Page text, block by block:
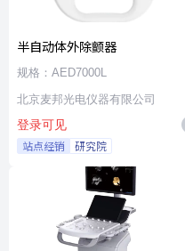
半自动体外除颤器
规格：AED7000L
北京麦邦光电仪器有限公司
登录可见
站点经销 研究院